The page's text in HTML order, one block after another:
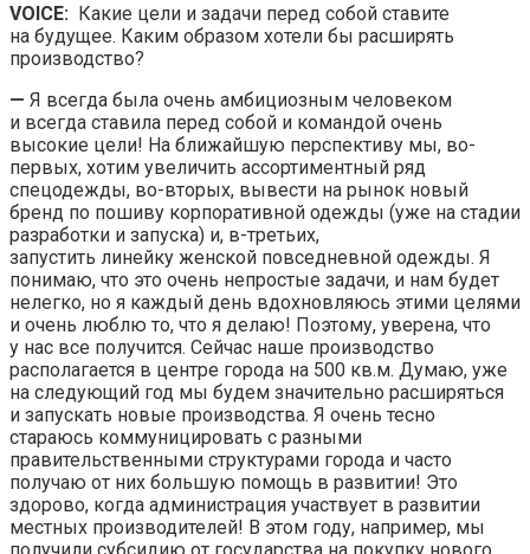
VOICE: Какие цели и задачи перед собой ставите
на будущее. Каким образом хотели бы расширять
производство?
— Я всегда была очень амбициозным человеком
и всегда ставила перед собой и командой очень
высокие цели! На ближайшую перспективу мы, во-
первых, хотим увеличить ассортиментный ряд
спецодежды, во-вторых, вывести на рынок новый
бренд по пошиву корпоративной одежды (уже на стадии
разработки и запуска) и, в-третьих,
запустить линейку женской повседневной одежды. Я
понимаю, что это очень непростые задачи, и нам будет
нелегко, но я каждый день вдохновляюсь этими целями
и очень люблю то, что я делаю! Поэтому, уверена, что
у нас все получится. Сейчас наше производство
располагается в центре города на 500 кв.м. Думаю, уже
на следующий год мы будем значительно расширяться
и запускать новые производства. Я очень тесно
стараюсь коммуницировать с разными
правительственными структурами города и часто
получаю от них большую помощь в развитии! Это
здорово, когда администрация участвует в развитии
местных производителей! В этом году, например, мы